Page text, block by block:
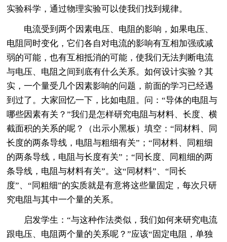
实验科学，通过物理实验可以使我们找到规律。
电流受到两个因素电压、电阻的影响，如果电压、
电阻同时变化，它们各自对电流的影响有互相加强或减
弱的可能，也有互相抵消的可能，使我们无法判断电流
与电压、电阻之间到底有什么关系。如何设计实验？其
实，一个量受几个因素影响的问题，前面的学习已经遇
到过了。大家回忆一下，比如电阻。问：“导体的电阻与
哪些因素有关？”我们是怎样研究电阻与材料、长度、横
截面积的关系的呢？（出示小黑板）填空：“同材料、同
长度的两条导线，电阻与粗细有关”；“同材料、同粗细
的两条导线，电阻与长度有关”；“同长度、同粗细的两
条导线，电阻与材料有关”。这“同材料”、“同长
度”、“同粗细”的实质就是有意将这些量固定，每次只研
究电阻与其中一个量的关系。
启发学生：“与这种作法类似，我们如何来研究电流
跟电压、电阻两个量的关系呢？”应该“固定电阻，单独